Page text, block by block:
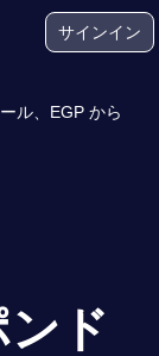
サインイン
ル、EGP から
ド